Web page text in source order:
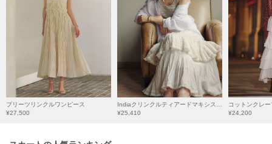
HUNTER
ハンター
プリーツリンクルワンピース
¥27,500
¥25,410
コットンクレ
¥24,200